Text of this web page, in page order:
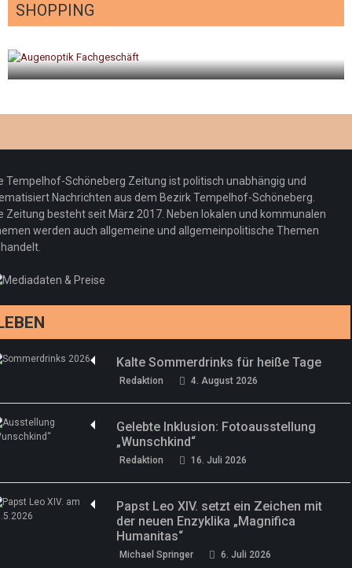
SHOPPING
Redaktion 23. Juli 2026
Tempelhof-Schöneberg Zeitung ist politisch unabhängig und
Nachrichten aus dem Bezirk Tempelhof-Schöneberg.
Zeitung besteht seit März 2017. Neben lokalen und kommunalen
werden auch allgemeine und allgemeinpolitische Themen
Kalte Sommerdrinks für heiße Tage
Redaktion 4. August 2026
Gelebte Inklusion: Fotoausstellung
„Wunschkind“
Redaktion 16. Juli 2026
Papst Leo XIV. setzt ein Zeichen mit
der neuen Enzyklika „Magnifica
Humanitas“
Michael Springer 6. Juli 2026